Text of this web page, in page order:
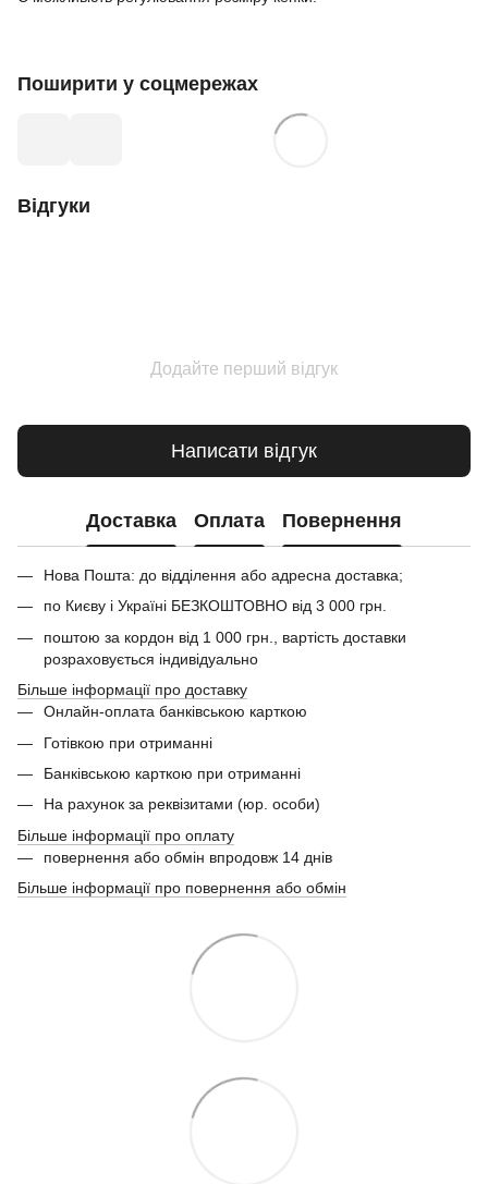
Поширити у соцмережах
Відгуки
Додайте перший відгук
Написати відгук
Доставка Оплата Повернення
Нова Пошта: до відділення або адресна доставка;
по Києву і Україні БЕЗКОШТОВНО від 3 000 грн.
поштою за кордон від 1 000 грн., вартість доставки
розраховується індивідуально
Більше інформації про доставку
Онлайн-оплата банківською карткою
Готівкою при отриманні
Банківською карткою при отриманні
На рахунок за реквізитами (юр. особи)
Більше інформації про оплату
повернення або обмін впродовж 14 днів
Більше інформації про повернення або обмін